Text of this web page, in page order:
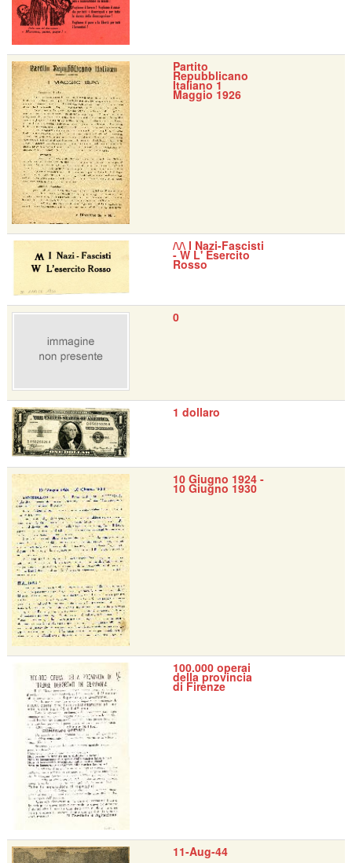
Partito
Repubblicano
Italiano 1
Maggio 1926
/\/\ I Nazi-Fascisti
- W L' Esercito
Rosso
0
1 dollaro
10 Giugno 1924 -
10 Giugno 1930
100.000 operai
della provincia
di Firenze
11-Aug-44